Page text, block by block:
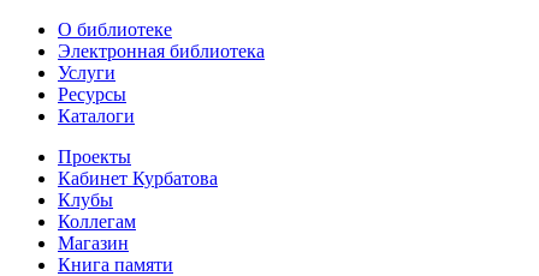
О библиотеке
Электронная библиотека
Услуги
Ресурсы
Каталоги
Проекты
Кабинет Курбатова
Клубы
Коллегам
Магазин
Книга памяти